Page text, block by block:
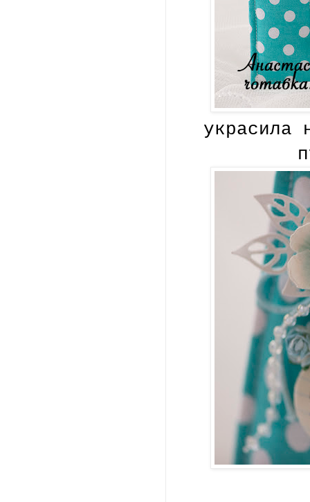
украсила